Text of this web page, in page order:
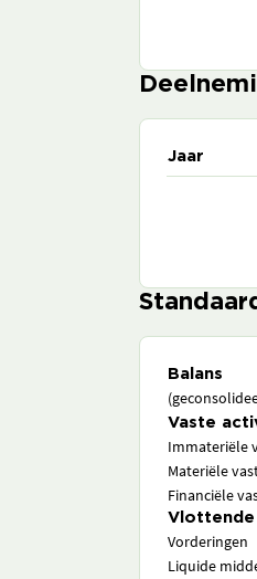
Jaar
Balans
Vaste
Immateriële
Materiële
Financiële
Vlottende
Vorderingen
Liquide